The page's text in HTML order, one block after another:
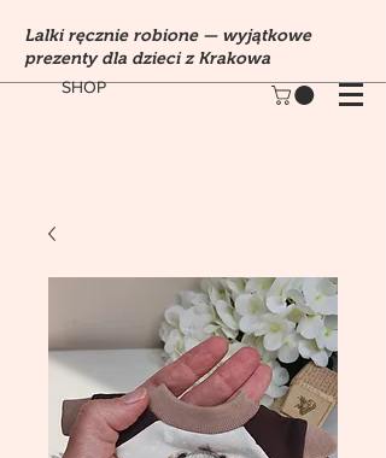
SHOP
Lalki ręcznie robione — wyjątkowe
prezenty dla dzieci z Krakowa